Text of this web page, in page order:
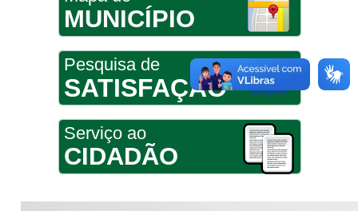
MUNICÍPIO
Pesquisa de
SATISFAÇÃO
Serviço ao
CIDADÃO